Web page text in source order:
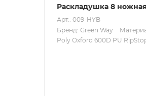
Раскладушка 8 ножная
Арт.: 009-HYB
Бренд: Green Way
Poly Oxford 600D PU